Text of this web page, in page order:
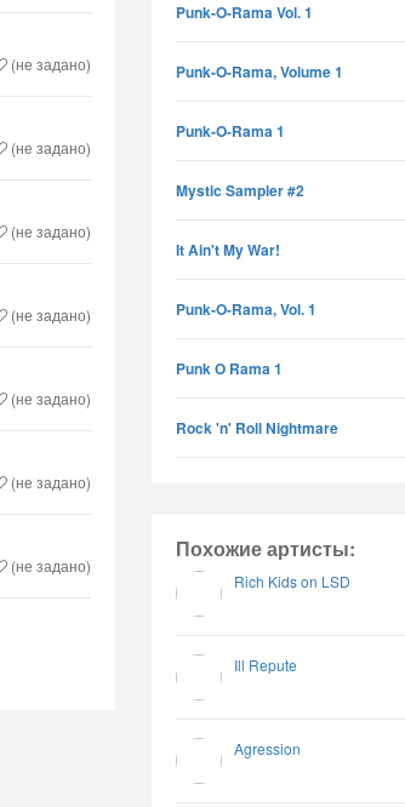
(не задано)
(не задано)
(не задано)
(не задано)
(не задано)
(не задано)
(не задано)
Punk-O-Rama Vol. 1
Punk-O-Rama, Volume 1
Punk-O-Rama 1
Mystic Sampler #2
It Ain't My War!
Punk-O-Rama, Vol. 1
Punk O Rama 1
Rock 'n' Roll Nightmare
Похожие артисты:
Rich Kids on LSD
Ill Repute
Agression